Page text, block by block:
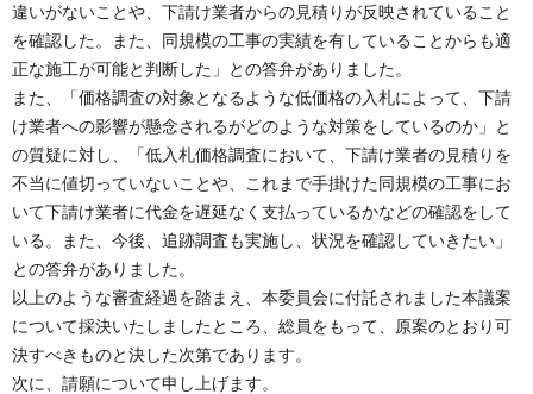
違いがないことや、下請け業者からの見積りが反映されていること
を確認した。また、同規模の工事の実績を有していることからも適
正な施工が可能と判断した」との答弁がありました。
また、「価格調査の対象となるような低価格の入札によって、下請
け業者への影響が懸念されるがどのような対策をしているのか」と
の質疑に対し、「低入札価格調査において、下請け業者の見積りを
不当に値切っていないことや、これまで手掛けた同規模の工事にお
いて下請け業者に代金を遅延なく支払っているかなどの確認をして
いる。また、今後、追跡調査も実施し、状況を確認していきたい」
との答弁がありました。
以上のような審査経過を踏まえ、本委員会に付託されました本議案
について採決いたしましたところ、総員をもって、原案のとおり可
決すべきものと決した次第であります。
次に、請願について申し上げます。